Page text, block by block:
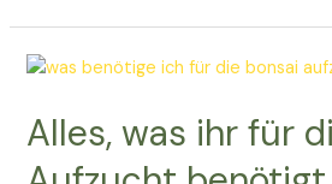
perfekten
Bonsai?
Entdeckt,
Alles, was ihr für